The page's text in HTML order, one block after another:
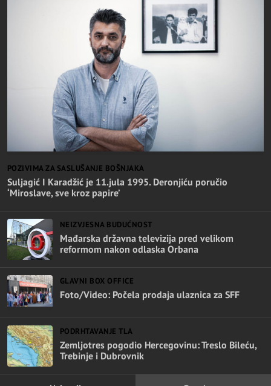
POZIVIMA ZA SASLUŠANJE BOŠNJAKA
Suljagić I Karadžić je 11.jula 1995. Deronjiću poručio
‘Miroslave, sve kroz papire’
NEIZVJESNA BUDUĆNOST
Mađarska državna televizija pred velikom
reformom nakon odlaska Orbana
GLAVNI BOX OFFICE
Foto/Video: Počela prodaja ulaznica za SFF
PODRHTAVANJE TLA
Zemljotres pogodio Hercegovinu: Treslo Bileću,
Trebinje i Dubrovnik